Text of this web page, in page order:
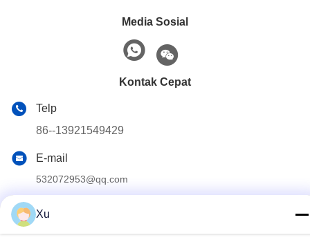
Media Sosial
Kontak Cepat
Telp
86--13921549429
E-mail
532072953@qq.com
Xu